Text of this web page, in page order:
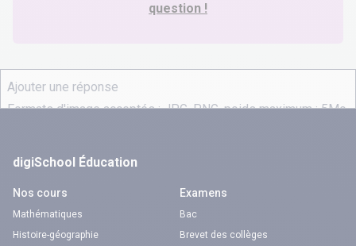
question !
digiSchool Éducation
Nos cours
Mathématiques
Histoire-géographie
Examens
Bac
Brevet des collèges